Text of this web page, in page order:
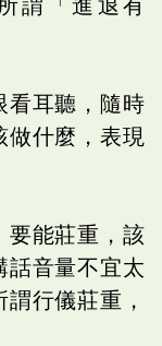
謂「進退有
看耳聽，隨時
做什麼，表現
要能莊重，該
話音量不宜太
行儀莊重，